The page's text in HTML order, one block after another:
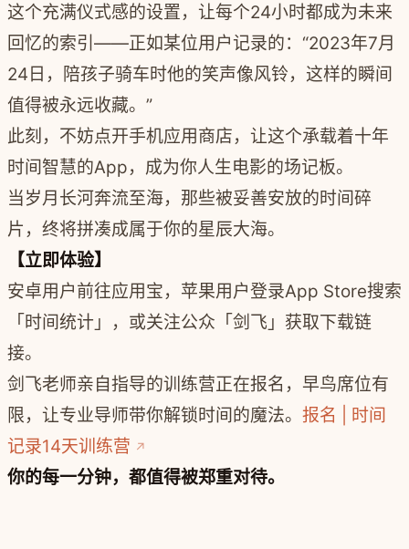
这个充满仪式感的设置，让每个24小时都成为未来
回忆的索引——正如某位用户记录的：“2023年7月
24日，陪孩子骑车时他的笑声像风铃，这样的瞬间
值得被永远收藏。”
此刻，不妨点开手机应用商店，让这个承载着十年
时间智慧的App，成为你人生电影的场记板。
当岁月长河奔流至海，那些被妥善安放的时间碎
片，终将拼凑成属于你的星辰大海。
【立即体验】
安卓用户前往应用宝，苹果用户登录App Store搜索
「时间统计」，或关注公众「剑飞」获取下载链
接。
剑飞老师亲自指导的训练营正在报名，早鸟席位有
限，让专业导师带你解锁时间的魔法。 报名 | 时间
记录14天训练营
你的每一分钟，都值得被郑重对待。